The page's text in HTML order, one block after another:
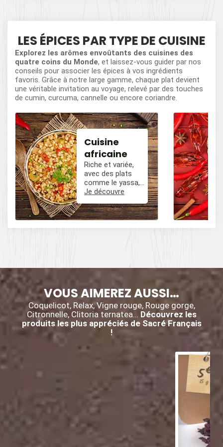
LES ÉPICES PAR TYPE DE CUISINE
Explorez les arômes envoûtants des cuisines des
quatre coins du Monde, et laissez-vous guider par nos
conseils pour associer les épices à vos ingrédients
favoris. Grâce à notre large gamme, chaque plat devient
une véritable invitation au voyage, relevé par des touches
de cumin, curcuma, cannelle ou encore coriandre.
Cuisine
africaine
Riche et variée,
avec des plats
comme le yassa,
le poulet mafé, et
épicées avec du
poivre, du cumin,
et des piments.
Je découvre
VOUS AIMEREZ AUSSI…
Coquelicot, Relax, Vigne rouge, Rouge gorge,
Citronnelle, Clitoria ternatea… Découvrez les
produits les plus appréciés de Sacré Français
!
5€
15 g